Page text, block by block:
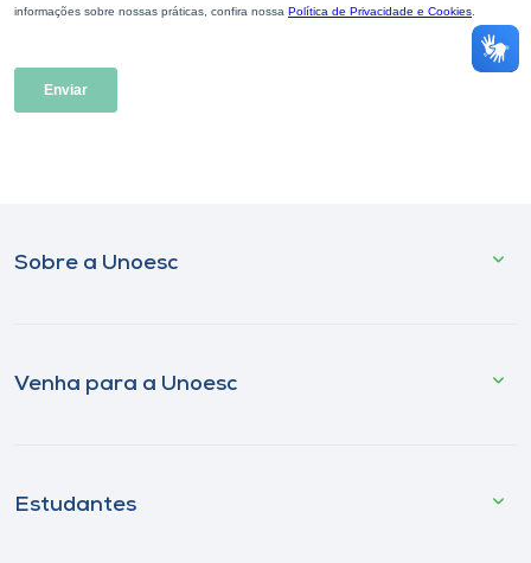
Sobre a Unoesc
Venha para a Unoesc
Estudantes